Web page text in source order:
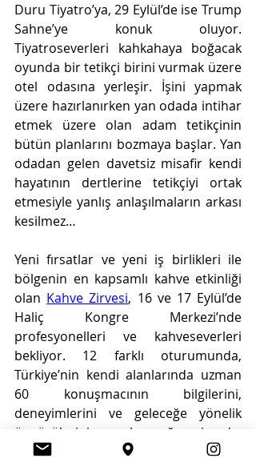
Duru Tiyatro’ya, 29 Eylül’de ise Trump
Sahne’ye konuk oluyor.
Tiyatroseverleri kahkahaya boğacak
oyunda bir tetikçi birini vurmak üzere
otel odasına yerleşir. İşini yapmak
üzere hazırlanırken yan odada intihar
etmek üzere olan adam tetikçinin
bütün planlarını bozmaya başlar. Yan
odadan gelen davetsiz misafir kendi
hayatının dertlerine tetikçiyi ortak
etmesiyle yanlış anlaşılmaların arkası
kesilmez…
Yeni fırsatlar ve yeni iş birlikleri ile
bölgenin en kapsamlı kahve etkinliği
olan Kahve Zirvesi, 16 ve 17 Eylül’de
Haliç Kongre Merkezi’nde
profesyonelleri ve kahveseverleri
bekliyor. 12 farklı oturumunda,
Türkiye’nin kendi alanlarında uzman
60 konuşmacının bilgilerini,
deneyimlerini ve geleceğe yönelik
öngörülerini paylaşacağı zirvede,
stantlarda yer alan katılımcılar hedef